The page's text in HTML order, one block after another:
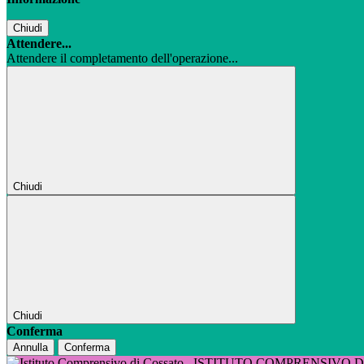
Chiudi
Attendere...
Attendere il completamento dell'operazione...
Chiudi
Chiudi
Conferma
Annulla Conferma